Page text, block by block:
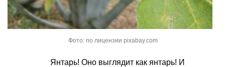
Фото: по лицензии pixabay.com
Янтарь! Оно выглядит как янтарь! И